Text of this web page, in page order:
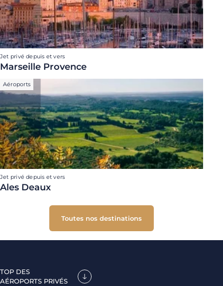
Jet privé depuis et vers
Marseille Provence
Aéroports
Jet privé depuis et vers
Ales Deaux
Toutes nos destinations
TOP DES
AÉROPORTS PRIVÉS